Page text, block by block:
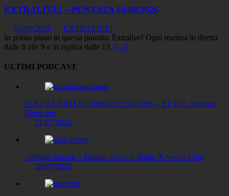
EXTRALIVE! – PUNTATA 04/06/2026
04/06/2026
EXTRALIVE!
In primo piano in questa puntata: Extralive! Ogni mattina in diretta
dalle 8 alle 9 e in replica dalle 13, […]
ULTIMI PODCAST
JAZZ ALARM SUMMER SESSIONS – EP.19 :: Antonio
Floris trio
31/07/2026
Albergo Savoia :: Simone Azzu al Radio X Social Club
28/07/2026